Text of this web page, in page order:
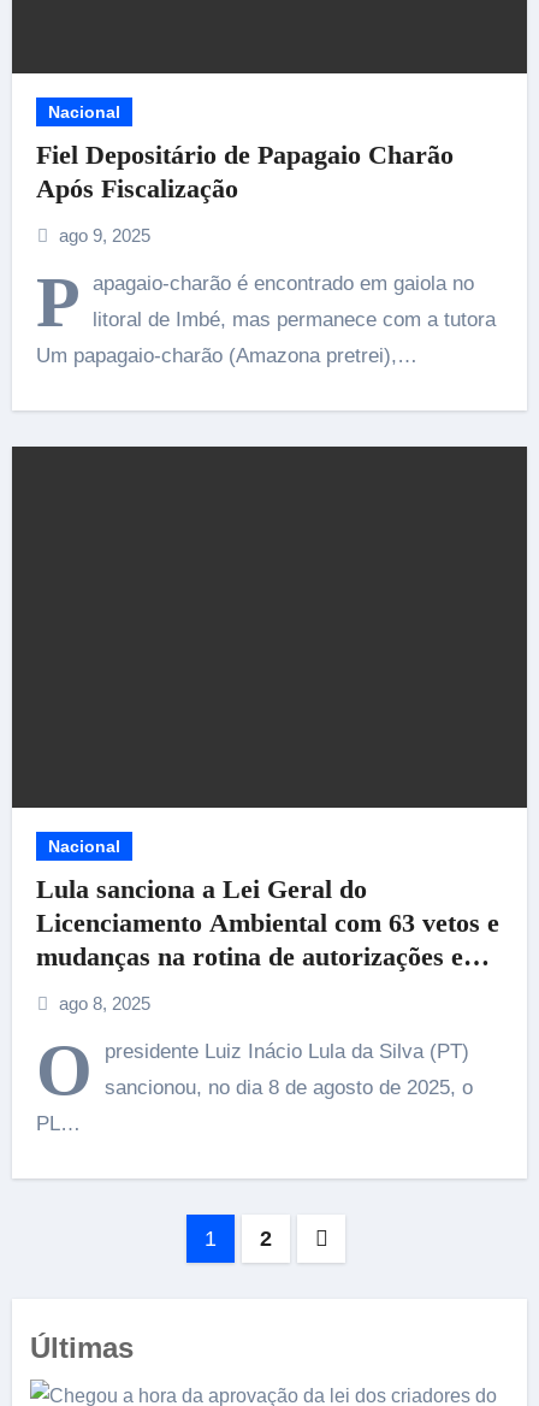
Nacional
Fiel Depositário de Papagaio Charão
Após Fiscalização
ago 9, 2025
P
apagaio-charão é encontrado em gaiola no
litoral de Imbé, mas permanece com a tutora
Um papagaio-charão (Amazona pretrei),…
Nacional
Lula sanciona a Lei Geral do
Licenciamento Ambiental com 63 vetos e
mudanças na rotina de autorizações e
Poderá Haver Benefícios aos Criadores
ago 8, 2025
O
presidente Luiz Inácio Lula da Silva (PT)
sancionou, no dia 8 de agosto de 2025, o
PL…
posts
1 2
Últimas